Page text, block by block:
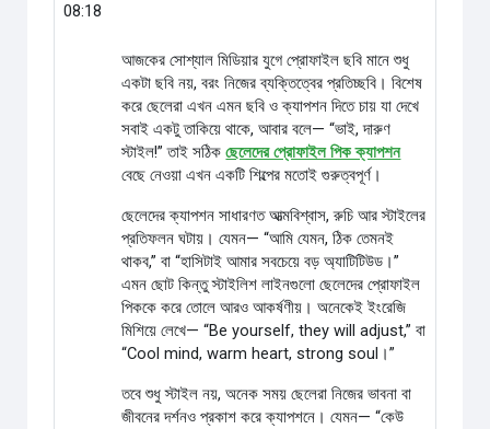
08:18
আজকের সোশ্যাল মিডিয়ার যুগে প্রোফাইল ছবি মানে শুধু
একটা ছবি নয়, বরং নিজের ব্যক্তিত্বের প্রতিচ্ছবি। বিশেষ
করে ছেলেরা এখন এমন ছবি ও ক্যাপশন দিতে চায় যা দেখে
সবাই একটু তাকিয়ে থাকে, আবার বলে— “ভাই, দারুণ
স্টাইল!” তাই সঠিকছেলেদের প্রোফাইল পিক ক্যাপশন
বেছে নেওয়া এখন একটি শিল্পের মতোই গুরুত্বপূর্ণ।
ছেলেদের ক্যাপশন সাধারণত আত্মবিশ্বাস, রুচি আর স্টাইলের
প্রতিফলন ঘটায়। যেমন— “আমি যেমন, ঠিক তেমনই
থাকব,” বা “হাসিটাই আমার সবচেয়ে বড় অ্যাটিটিউড।”
এমন ছোট কিন্তু স্টাইলিশ লাইনগুলো ছেলেদের প্রোফাইল
পিককে করে তোলে আরও আকর্ষণীয়। অনেকেই ইংরেজি
মিশিয়ে লেখে— “Be yourself, they will adjust,” বা
“Cool mind, warm heart, strong soul।”
তবে শুধু স্টাইল নয়, অনেক সময় ছেলেরা নিজের ভাবনা বা
জীবনের দর্শনও প্রকাশ করে ক্যাপশনে। যেমন— “কেউ